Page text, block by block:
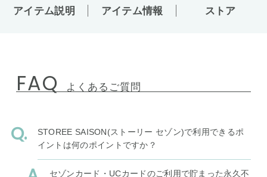
アイテム説明 アイテム情報 ストア
FAQ よくあるご質問
STOREE SAISON(ストーリー セゾン)で利用できるポ
イントは何のポイントですか？
セゾンカード・UCカードのご利用で貯まった永久不